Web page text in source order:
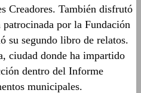
Creadores. También disfrutó
patrocinada por la Fundación
su segundo libro de relatos.
ciudad donde ha impartido
dentro del Informe
municipales.